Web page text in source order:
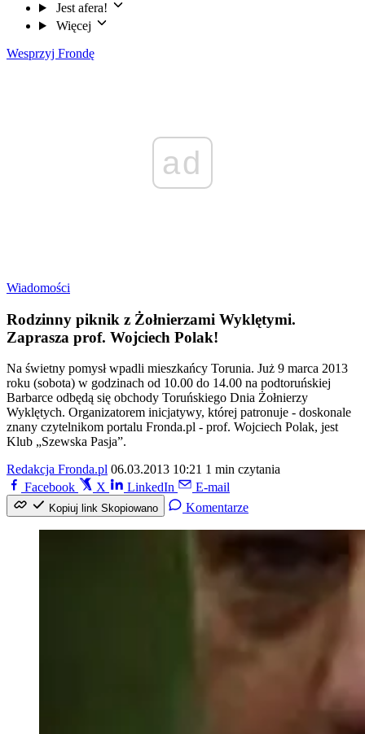
Jest afera!
Więcej
Wesprzyj Frondę
ad
Wiadomości
Rodzinny piknik z Żołnierzami Wyklętymi.
Zaprasza prof. Wojciech Polak!
Na świetny pomysł wpadli mieszkańcy Torunia. Już 9 marca 2013
roku (sobota) w godzinach od 10.00 do 14.00 na podtoruńskiej
Barbarce odbędą się obchody Toruńskiego Dnia Żołnierzy
Wyklętych. Organizatorem inicjatywy, której patronuje - doskonale
znany czytelnikom portalu Fronda.pl - prof. Wojciech Polak, jest
Klub „Szewska Pasja”.
Redakcja Fronda.pl 06.03.2013 10:21 1 min czytania
Facebook
X LinkedIn E-mail
Kopiuj link Skopiowano Komentarze